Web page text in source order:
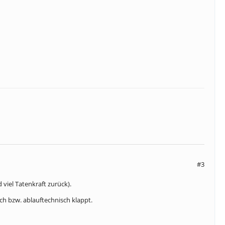
#3
Tatenkraft zurück).
bzw. ablauftechnisch klappt.